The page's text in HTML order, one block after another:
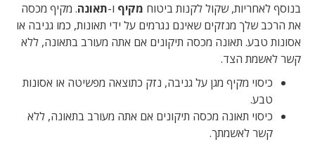
בנוסף לאחריות, שקול לקנות ביטוח מקיף ו-תאונה. מקיף מכסה
את הרכב שלך מנזקים שאינם נגרמים על ידי תאונות, כמו גניבה או
אסונות טבע. תאונה מכסה תיקונים אם אתה מעורב בתאונה, ללא
קשר לאשמת הצד.
כיסוי מקיף מגן על גניבה, נזק כתוצאה מפשיטה או אסונות
טבע.
כיסוי תאונה מכסה תיקונים אם אתה מעורב בתאונה, ללא
קשר לאשמתך.